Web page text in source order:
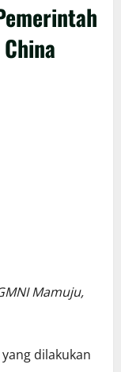
Mamuju,
dilakukan